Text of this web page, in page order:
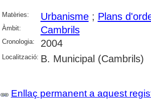
Matèries: Urbanisme; Plans
Àmbit: Cambrils
Cronologia: 2004
Localització: B. Municipal (Cambrils)
Enllaç permanent a aquest